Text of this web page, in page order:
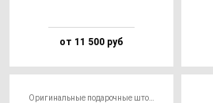
от 11 500 руб